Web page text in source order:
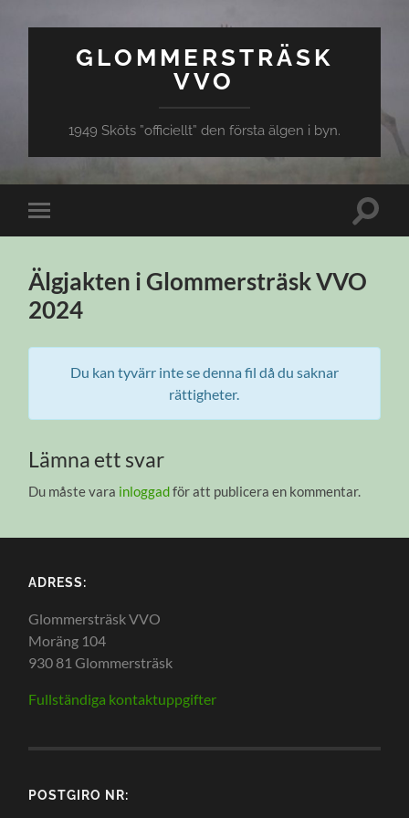
GLOMMERSTRÄSK
VVO
1949 Sköts ”officiellt” den första älgen i byn.
Slå
på/av
Slå
Älgjakten i Glommersträsk VVO
2024
Du kan tyvärr inte se denna fil då du saknar
rättigheter.
Lämna ett svar
Du måste vara inloggadför att publicera en kommentar.
ADRESS:
Glommersträsk VVO
Moräng 104
930 81 Glommersträsk
Fullständiga kontaktuppgifter
POSTGIRO NR: